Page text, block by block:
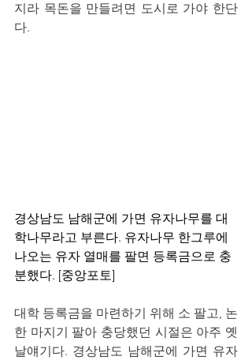
지라 목돈을 만들려면 도시로 가야 한단
다.
경상남도 남해군에 가면 유자나무를 대
학나무라고 부른다. 유자나무 한그루에
나오는 유자 열매를 팔면 등록금으로 충
분했다. [중앙포토]
대학 등록금을 마련하기 위해 소 팔고, 논
한 마지기 팔아 충당했던 시절은 아주 옛
날얘기다. 경상남도 남해군에 가면 유자